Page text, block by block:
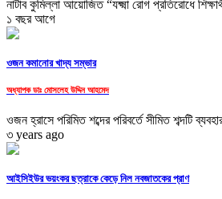
নাটাব কুমিল্লা আয়োজিত “যক্ষ্মা রোগ প্রতিরোধে
১ বছর আগে
ওজন কমানোর খাদ্য সম্ভার
অধ্যাপক ডাঃ মোসলেহ উদ্দিন আহমেদ
ওজন হ্রাসে পরিমিত শব্দের পরিবর্তে সীমিত শব্দটি
৩ years ago
আইসিইউর ভয়ংকর ছত্রাকে কেড়ে নিল নবজাতকের প্রাণ